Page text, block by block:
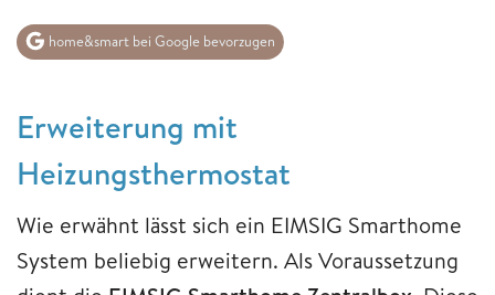
home&smart bei Google bevorzugen
Erweiterung mit
Heizungsthermostat
Wie erwähnt lässt sich ein EIMSIG Smarthome
System beliebig erweitern. Als Voraussetzung